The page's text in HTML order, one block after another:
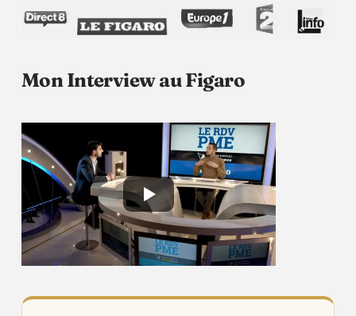
Mon Interview au Figaro